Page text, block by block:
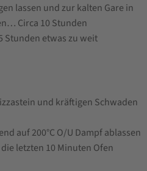
lassen und zur kalten Gare in
Circa 10 Stunden
Stunden etwas zu weit
und kräftigen Schwaden
auf 200°C O/U Dampf ablassen
letzten 10 Minuten Ofen